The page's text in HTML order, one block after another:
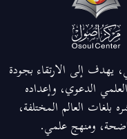
يهدف إلى الارتقاء بجودة
الدعوي، وإعداده
بلغات العالم المختلفة،
ومنهج علمي.